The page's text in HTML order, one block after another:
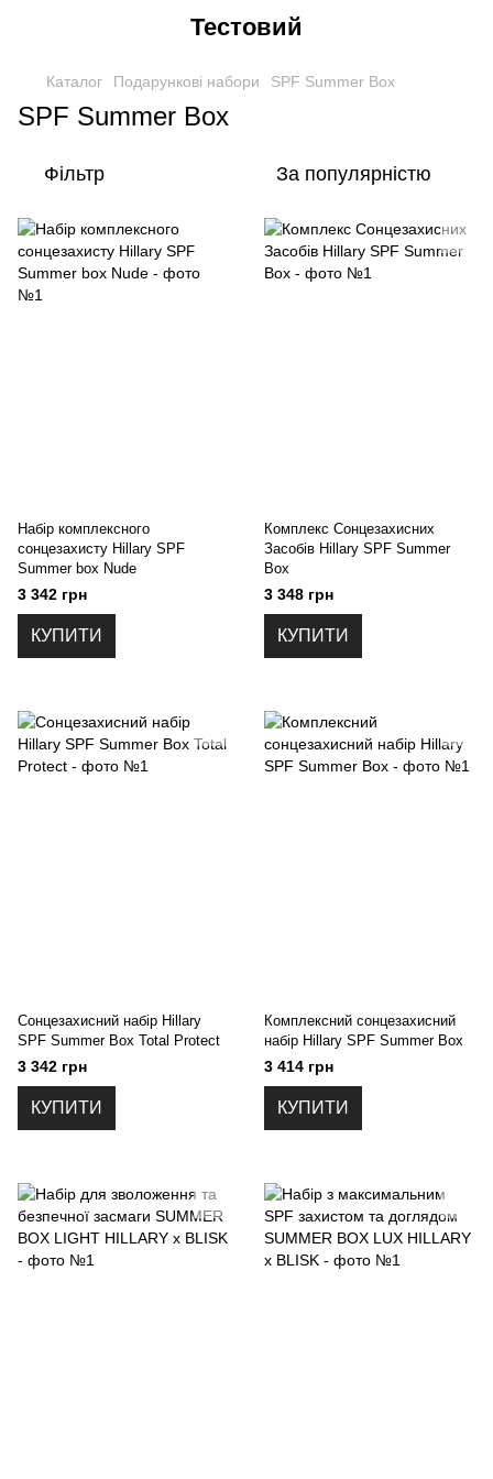
Тестовий
Каталог Подарункові набори SPF Summer Box
SPF Summer Box
Фільтр За популярністю
Набір комплексного
сонцезахисту Hillary SPF
Summer box Nude
3 342 грн
КУПИТИ
Комплекс Сонцезахисних
Засобів Hillary SPF Summer
Box
3 348 грн
КУПИТИ
Сонцезахисний набір Hillary
SPF Summer Box Total Protect
3 342 грн
КУПИТИ
Комплексний сонцезахисний
набір Hillary SPF Summer Box
3 414 грн
КУПИТИ